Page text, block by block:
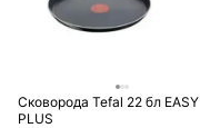
Сковорода Tefal 22 бл EASY
PLUS